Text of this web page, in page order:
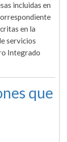
incluidas en
en la
servicios
Integrado
que